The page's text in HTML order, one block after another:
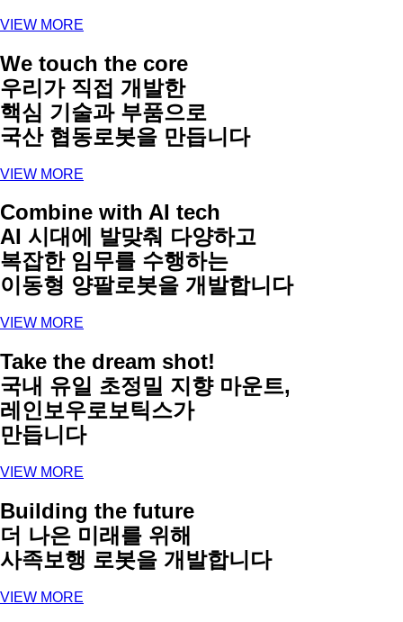
VIEW MORE
We touch the core
우리가 직접 개발한
핵심 기술과 부품으로
국산 협동로봇을 만듭니다
VIEW MORE
Combine with AI tech
AI 시대에 발맞춰 다양하고
복잡한 임무를 수행하는
이동형 양팔로봇을 개발합니다
VIEW MORE
Take the dream shot!
국내 유일 초정밀 지향 마운트,
레인보우로보틱스가
만듭니다
VIEW MORE
Building the future
더 나은 미래를 위해
사족보행 로봇을 개발합니다
VIEW MORE